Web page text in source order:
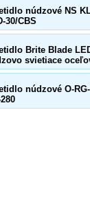
núdzové NS
30/CBS
Brite Blade
svietiace
núdzové O-